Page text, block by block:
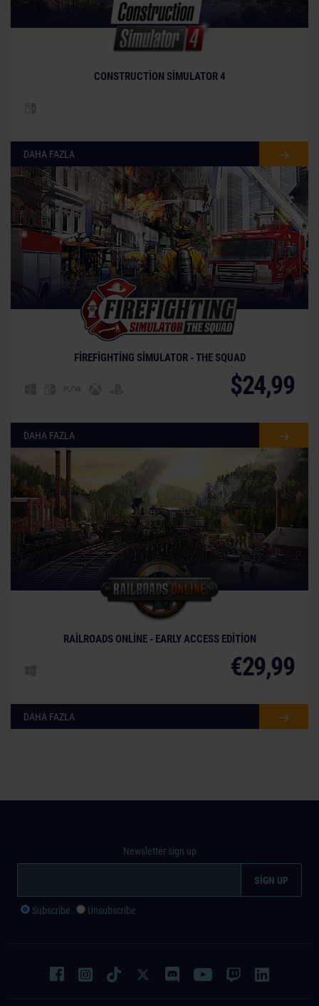
CONSTRUCTION SIMULATOR 4
DAHA FAZLA
FIREFIGHTING SIMULATOR - THE SQUAD
$24,99
DAHA FAZLA
© [Translate to Turkish:]
RAILROADS ONLINE - EARLY ACCESS EDITION
€29,99
DAHA FAZLA
Newsletter sign up
Subscribe Unsubscribe